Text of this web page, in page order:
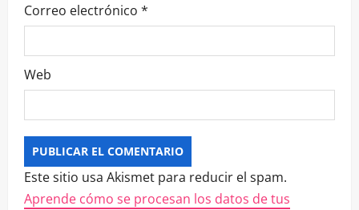
Correo electrónico *
Web
Este sitio usa Akismet para reducir el spam.
Aprende cómo se procesan los datos de tus